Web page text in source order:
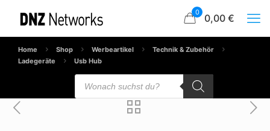
0 0,00 €
Home Shop Werbeartikel
Technik & Zubehör
Ladegeräte
Usb Hub
Products
search